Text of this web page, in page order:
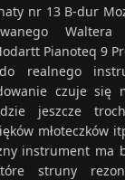
nr 13 B-dur
Pianoteq 9
realnego
czuje się
jeszcze
młoteczków
instrument ma
struny